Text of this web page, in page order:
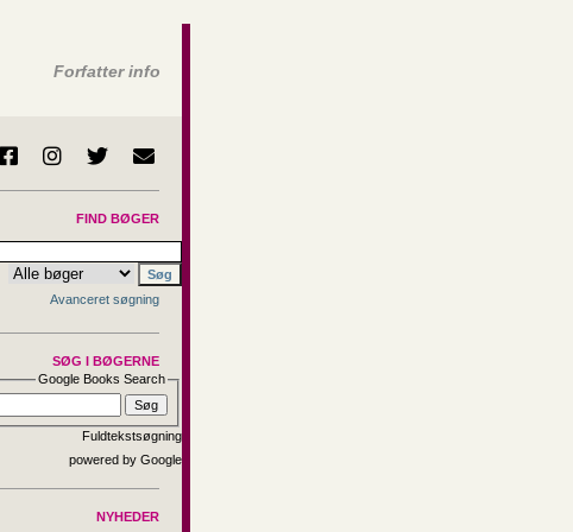
Forfatter info
FIND BØGER
Avanceret søgning
SØG I BØGERNE
Google Books Search
Fuldtekstsøgning
NYHEDER